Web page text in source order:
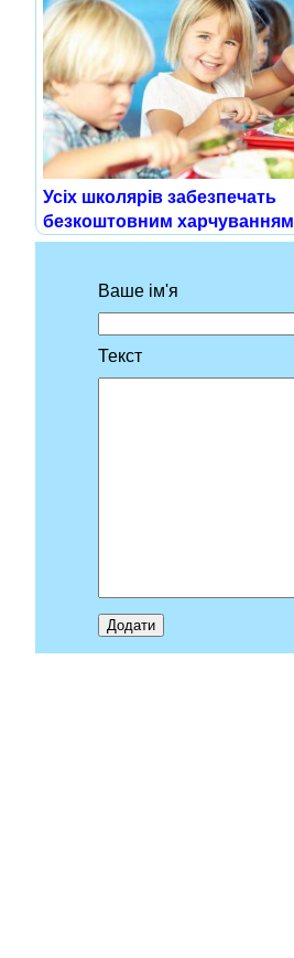
Усіх школярів забезпечать
безкоштовним харчуванням
Ваше ім'я
Текст